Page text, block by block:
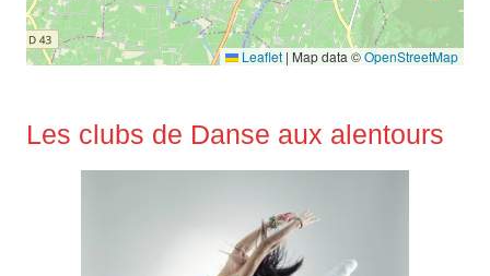
Leaflet | Map data ©OpenStreetMap
Les clubs de Danse aux alentours